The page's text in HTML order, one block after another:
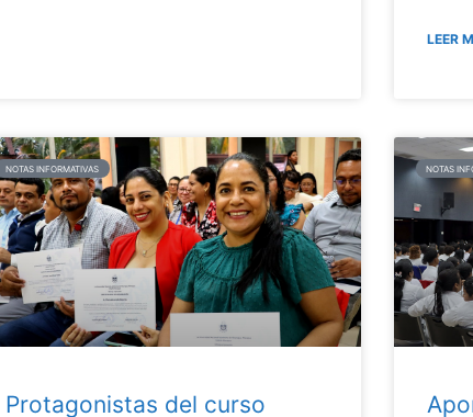
LEER
NOTAS INFORMATIVAS
Protagonistas del curso
NOTAS